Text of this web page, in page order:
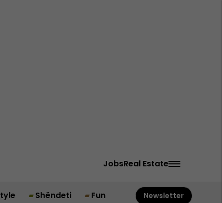
JobsReal Estate
Shëndeti Fun Newsletter